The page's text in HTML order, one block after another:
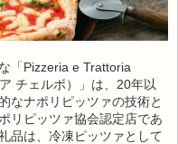
「Pizzeria e Trattoria
チェルボ）」は、20年以
なナポリピッツァの技術と
リピッツァ協会認定店であ
品は、冷凍ピッツァとして